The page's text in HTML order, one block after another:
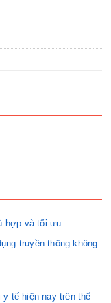
hợp và tối ưu
truyền thông không
tế hiện nay trên thế